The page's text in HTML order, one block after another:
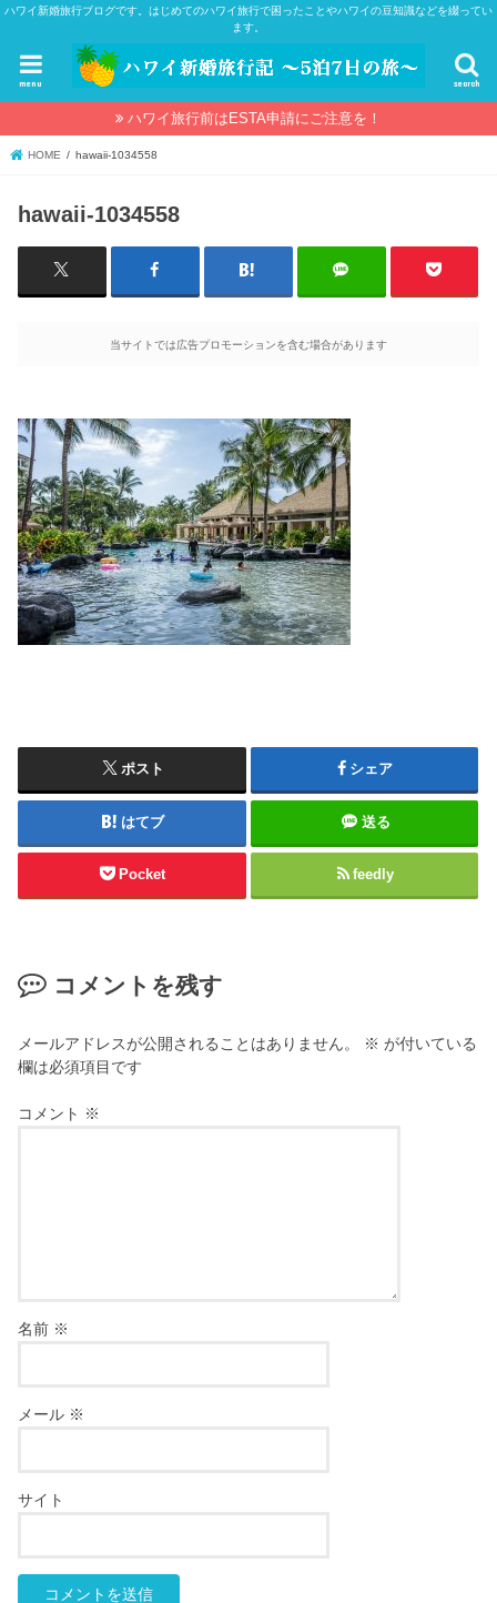
ハワイ新婚旅行ブログです。はじめてのハワイ旅行で困ったことやハワイの豆知識などを綴ってい
ます。
search
menu
ハワイ旅行前はESTA申請にご注意を！
HOME hawaii-1034558
hawaii-1034558
当サイトでは広告プロモーションを含む場合があります
ポスト シェア
はてブ 送る
Pocket feedly
コメントを残す
メールアドレスが公開されることはありません。 ※ が付いている
欄は必須項目です
コメント ※
名前 ※
メール ※
サイト